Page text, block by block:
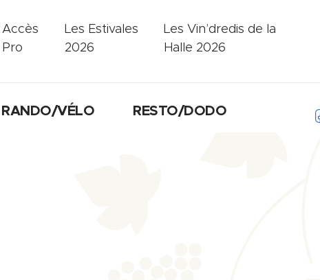
Accès
Pro
Les Estivales
2026
Les Vin’dredis de la
Halle 2026
RANDO/VÉLO RESTO/DODO